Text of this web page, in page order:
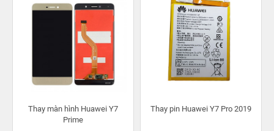
Thay màn hình Huawei Y7
Prime
Thay pin Huawei Y7 Pro 2019